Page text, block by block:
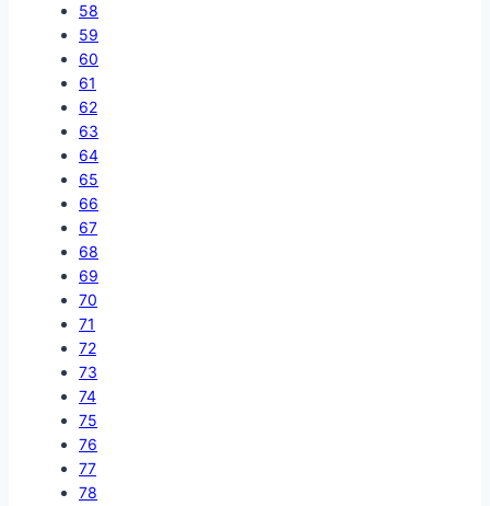
58
59
60
61
62
63
64
65
66
67
68
69
70
71
72
73
74
75
76
77
78